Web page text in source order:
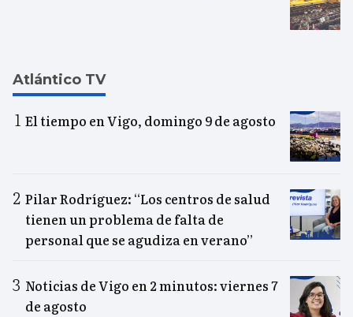
Atlántico TV
El tiempo en Vigo, domingo 9 de agosto
Pilar Rodríguez: “Los centros de salud
tienen un problema de falta de
personal que se agudiza en verano”
Noticias de Vigo en 2 minutos: viernes 7
de agosto